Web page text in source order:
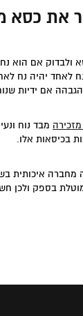
את כסא
ולבדוק אם הוא
יהיה נח
אם ידיות
מבד נוח
בכיסאות אלו.
איכותית
בספק ולכן